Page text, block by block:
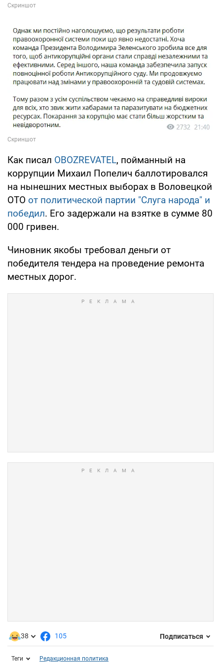
Как писал OBOZREVATEL, пойманный на
коррупции Михаил Попелич баллотировался
на нынешних местных выборах в Воловецкой
ОТО от политической партии "Слуга народа" и
победил. Его задержали на взятке в сумме 80
000 гривен.
Чиновник якобы требовал деньги от
победителя тендера на проведение ремонта
местных дорог.
38 105 Подписаться
Теги Редакционная политика